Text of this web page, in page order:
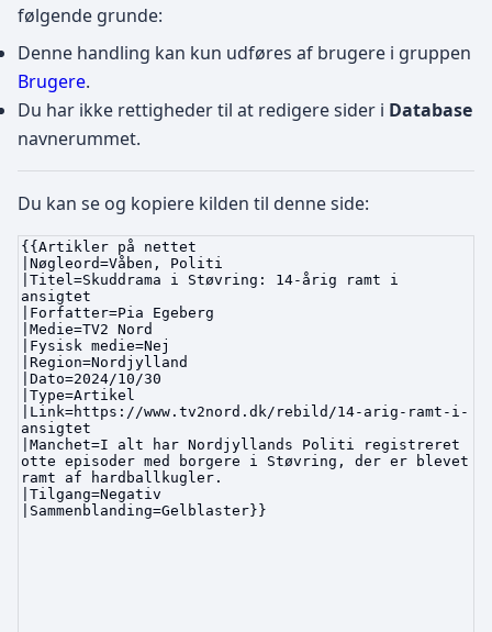
følgende grunde:
Denne handling kan kun udføres af brugere i gruppen
Brugere.
Du har ikke rettigheder til at redigere sider i Database
navnerummet.
Du kan se og kopiere kilden til denne side: